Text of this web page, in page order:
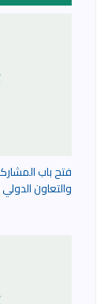
فتح باب
والتعاون الدولي